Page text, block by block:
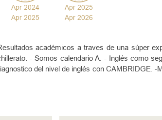
Apr 2024
Apr 2025
Apr 2025
Apr 2026
académicos a traves de una súper
- Somos calendario A. - Inglés como
del nivel de inglés con CAMBRIDGE. -